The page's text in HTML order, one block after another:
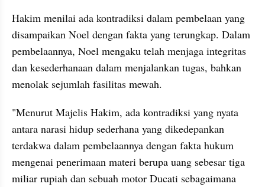
Hakim menilai ada kontradiksi dalam pembelaan yang
disampaikan Noel dengan fakta yang terungkap. Dalam
pembelaannya, Noel mengaku telah menjaga integritas
dan kesederhanaan dalam menjalankan tugas, bahkan
menolak sejumlah fasilitas mewah.
"Menurut Majelis Hakim, ada kontradiksi yang nyata
antara narasi hidup sederhana yang dikedepankan
terdakwa dalam pembelaannya dengan fakta hukum
mengenai penerimaan materi berupa uang sebesar tiga
miliar rupiah dan sebuah motor Ducati sebagaimana